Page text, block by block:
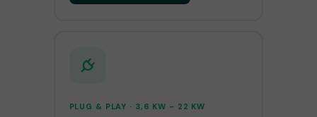
PLUG & PLAY · 3,6 KW - 22 KW